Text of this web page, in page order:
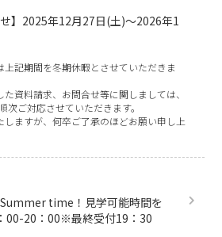
せ】2025年12月27日(土)～2026年1
記期間を冬期休暇とさせていただきま
資料請求、お問合せ等に関しましては、
次ご対応させていただきます。
しますが、何卒ご了承のほどお願い申し上
time！見学可能時間を
20：00※最終受付19：30